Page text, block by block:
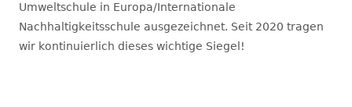
Umweltschule in Europa/Internationale
Nachhaltigkeitsschule ausgezeichnet. Seit 2020 tragen
wir kontinuierlich dieses wichtige Siegel!